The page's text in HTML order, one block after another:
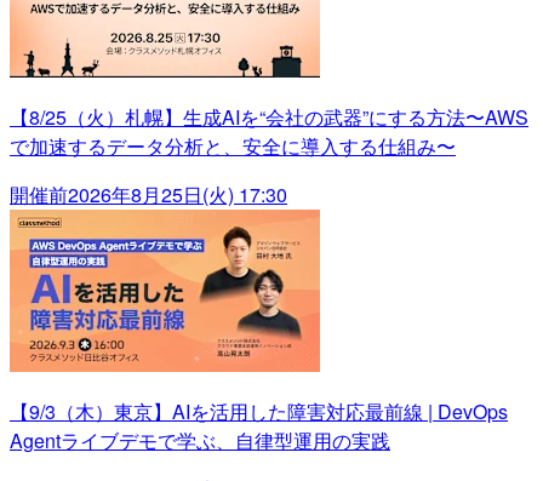
【8/25（火）札幌】生成AIを“会社の武器”にする方法〜AWS
で加速するデータ分析と、安全に導入する仕組み〜
開催前2026年8月25日(火) 17:30
【9/3（木）東京】AIを活用した障害対応最前線 | DevOps
Agentライブデモで学ぶ、自律型運用の実践